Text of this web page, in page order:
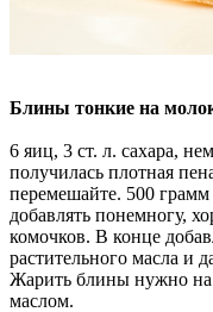
Блины тонкие на
6 яиц, 3 ст. л. сахара,
получилась плотная
перемешайте. 500
добавлять понемногу,
комочков. В конце
растительного масла и
Жарить блины нужно на
маслом.